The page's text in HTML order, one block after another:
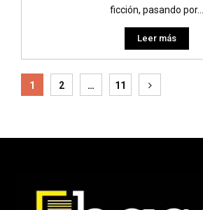
ficción, pasando por...
Leer más
Paginación
entradas
1 2 … 11